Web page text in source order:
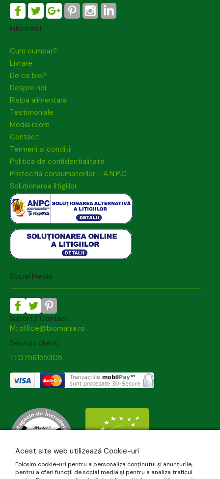
Informatii
Cum cumpar?
Livrare
De ce bio?
Despre noi
Risipa alimentara
Testimoniale
Media room
Contact
Termeni si conditii
Politica de confidentialitate
Protectia consumatorilor - A.N.P.C
Soluționarea litigiilor
Social Media
Suport / Contact
M: office@biomania.ro
Serviciu clienti
T: 0756159305
Acest site web utilizează Cookie-uri
Folosim cookie-uri pentru a personaliza conținutul și anunțurile,
pentru a oferi funcții de social media și pentru a analiza traficul